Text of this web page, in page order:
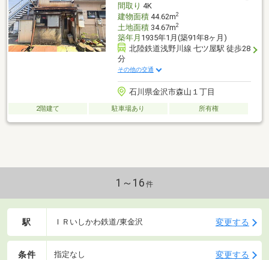
間取り 4K
建物面積44.62m2
土地面積34.67m2
築年月 1935年1月(築91年8ヶ月)
北陸鉄道浅野川線 七ツ屋駅 徒歩28
分
その他の交通
石川県金沢市森山１丁目
2階建て 駐車場あり 所有権
1～16 件
駅 ＩＲいしかわ鉄道/東金沢 変更する
条件 指定なし 変更する